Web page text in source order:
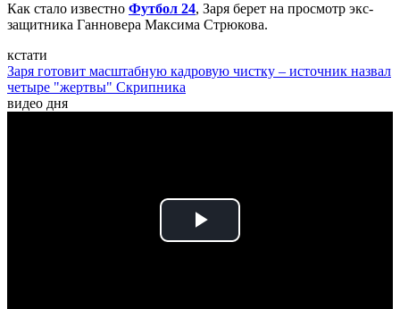
Как стало известно Футбол 24, Заря берет на просмотр экс-
защитника Ганновера Максима Стрюкова.
кстати
Заря готовит масштабную кадровую чистку – источник назвал
четыре "жертвы" Скрипника
видео дня
Play